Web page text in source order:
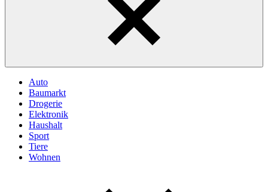
Auto
Baumarkt
Drogerie
Elektronik
Haushalt
Sport
Tiere
Wohnen